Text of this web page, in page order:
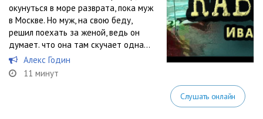
окунуться в море разврата, пока муж
в Москве. Но муж, на свою беду,
решил поехать за женой, ведь он
думает. что она там скучает одна…
Алекс Годин
11 минут
Слушать онлайн